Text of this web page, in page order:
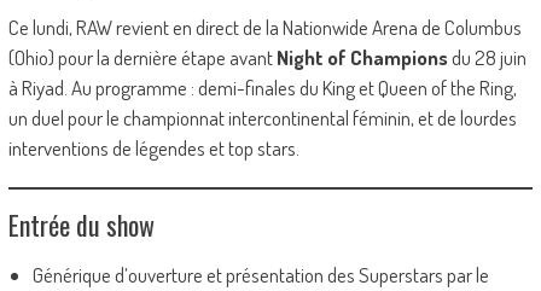
Ce lundi, RAW revient en direct de la Nationwide Arena de Columbus
(Ohio) pour la dernière étape avantNight of Championsdu 28 juin
à Riyad. Au programme : demi-finales du King et Queen of the Ring,
un duel pour le championnat intercontinental féminin, et de lourdes
interventions de légendes et top stars.
Entrée du show
Générique d’ouverture et présentation des Superstars par le